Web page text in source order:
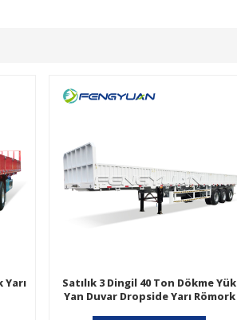
Yarı
Satılık 3 Dingil 40 Ton Dökme Yük
Yan Duvar Dropside Yarı Römork